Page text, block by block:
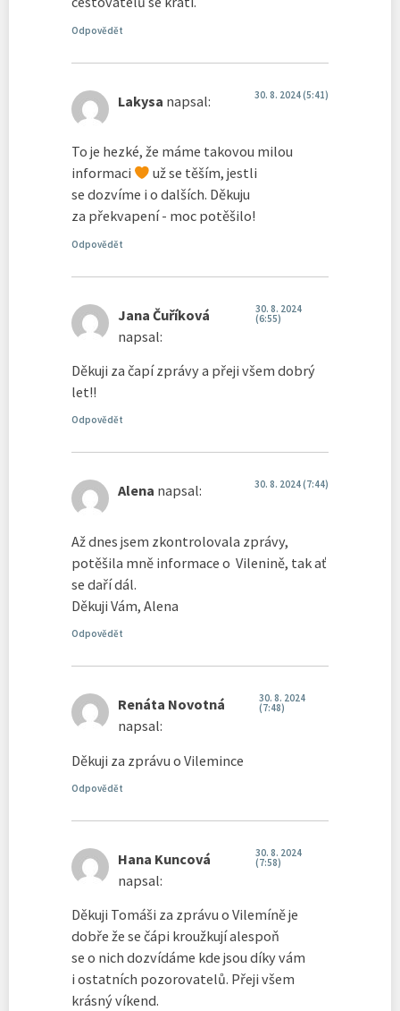
Odpovědět
Lakysa napsal: 30. 8. 2024 (5:41)
To je hezké, že máme takovou milou
informaci
už se těším, jestli
se dozvíme i o dalších. Děkuju
za překvapení - moc potěšilo!
Odpovědět
Jana Čuříková
napsal:
30. 8. 2024
(6:55)
Děkuji za čapí zprávy a přeji všem dobrý
let!!
Odpovědět
Alena napsal: 30. 8. 2024 (7:44)
Až dnes jsem zkontrolovala zprávy,
potěšila mně informace o Vilenině, tak ať
se daří dál.
Děkuji Vám, Alena
Odpovědět
Renáta Novotná
napsal:
30. 8. 2024
(7:48)
Děkuji za zprávu o Vilemince
Odpovědět
Hana Kuncová
napsal:
30. 8. 2024
(7:58)
Děkuji Tomáši za zprávu o Vilemíně je
dobře že se čápi kroužkují alespoň
se o nich dozvídáme kde jsou díky vám
i ostatních pozorovatelů. Přeji všem
krásný víkend.